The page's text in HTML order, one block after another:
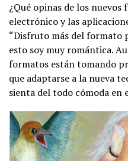
¿Qué opinas de los
electrónico y las
“Disfruto más del formato
esto soy muy romántica.
formatos están tomando
que adaptarse a la nueva
sienta del todo cómoda en